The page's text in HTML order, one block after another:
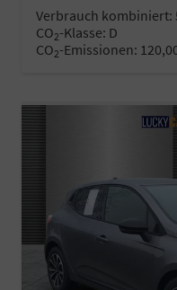
Verbrauch kombiniert:
CO2-Klasse: D
CO2-Emissionen: